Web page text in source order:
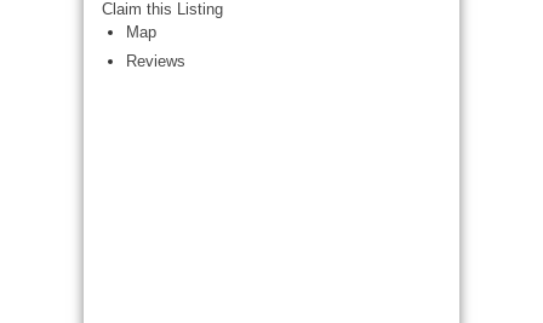
Claim this Listing
Map
Reviews